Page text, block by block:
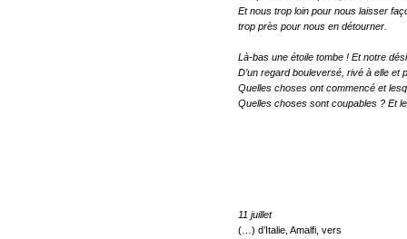
Et nous trop loin pour nous laisser
trop près pour nous en détourner.
Là-bas une étoile tombe ! Et notre
D’un regard bouleversé, rivé à elle et
Quelles choses ont commencé et
Quelles choses sont coupables ? Et
11 juillet
(…) d’Italie, Amalfi, vers